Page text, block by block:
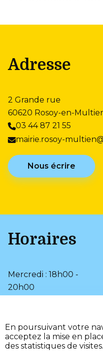
Adresse
2 Grande rue
60620 Rosoy-en-
03 44 87 21 55
mairie.rosoy-
Nous écrire
Horaires
Mercredi : 18h00 -
20h00
•
Mentions légales •
Page d’aide • Accessibilité •
En poursuivant votre
acceptez la mise en
des statistiques de visites.